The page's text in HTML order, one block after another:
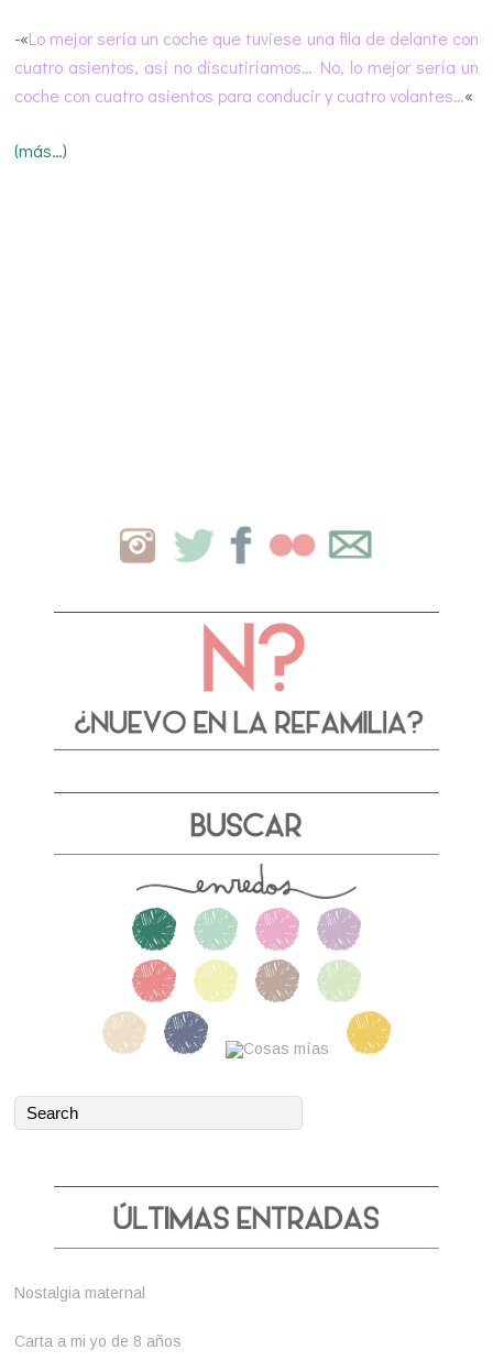
-«Lo mejor sería un coche que tuviese una fila de delante con
cuatro asientos, así no discutiríamos… No, lo mejor sería un
coche con cuatro asientos para conducir y cuatro volantes…«
(más…)
Nostalgia maternal
Carta a mi yo de 8 años